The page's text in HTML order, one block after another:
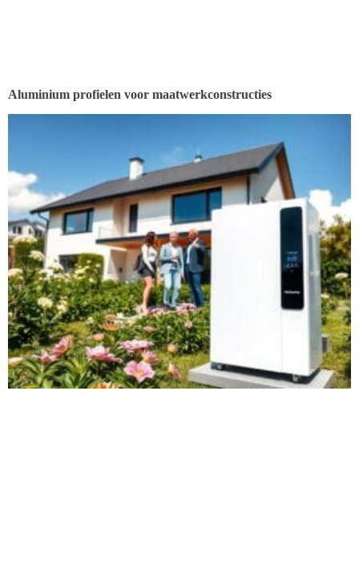
Aluminium profielen voor maatwerkconstructies